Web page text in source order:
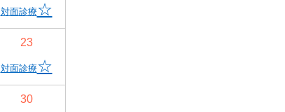
対面診療☆
23
対面診療☆
30